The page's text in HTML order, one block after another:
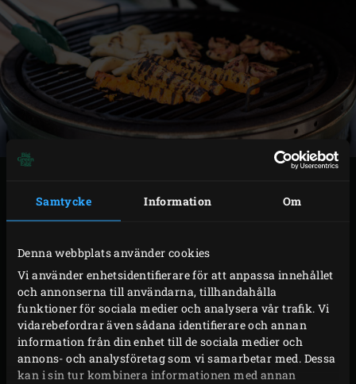
Samtycke Information Om
Denna webbplats använder cookies
Vi använder enhetsidentifierare för att anpassa innehållet
och annonserna till användarna, tillhandahålla
funktioner för sociala medier och analysera vår trafik. Vi
vidarebefordrar även sådana identifierare och annan
information från din enhet till de sociala medier och
annons- och analysföretag som vi samarbetar med. Dessa
kan i sin tur kombinera informationen med annan
Lägg paketet på gallret och stäng locket på EGGet.
Rosta pumpan i ca 15 minuter, vänd på paketet efter
halva tiden. Skala päronet och kvarta. Ta bort
kärnhuset och dela varje kvart på längden. Skala
fikonen och dela dem på längden.
Ta upp pumpan ur EGGet och ta bort folien
försiktigt. Lägg pumpa- och päronklyftorna och de